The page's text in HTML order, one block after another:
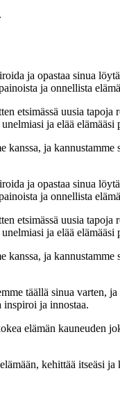
ja opastaa sinua
ja onnellista
uusia tapoja
ja elää elämääsi
ja kannustamme
ja opastaa sinua
ja onnellista
uusia tapoja
ja elää elämääsi
ja kannustamme
täällä sinua varten,
inspiroi ja innostaa.
elämän kauneuden
kehittää itseäsi ja